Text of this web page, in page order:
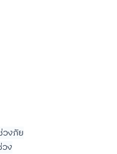
วงภัย
ง